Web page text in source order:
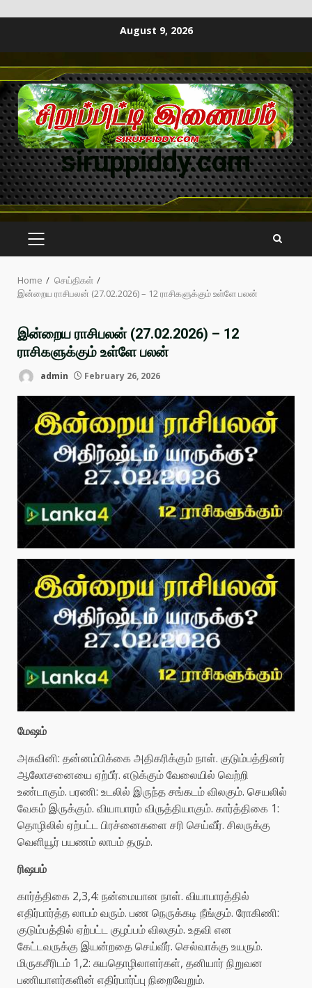
August 9, 2026
siruppiddy.com
Home
செய்திகள்
இன்றைய ராசிபலன் (27.02.2026) – 12 ராசிகளுக்கும் உள்ளே பலன்
இன்றைய ராசிபலன் (27.02.2026) – 12
ராசிகளுக்கும் உள்ளே பலன்
admin February 26, 2026
மேஷம்
அசுவினி: தன்னம்பிக்கை அதிகரிக்கும் நாள். குடும்பத்தினர்
ஆலோசனையை ஏற்பீர். எடுக்கும் வேலையில் வெற்றி
உண்டாகும். பரணி: உடலில் இருந்த சங்கடம் விலகும். செயலில்
வேகம் இருக்கும். வியாபாரம் விருத்தியாகும். கார்த்திகை 1:
தொழிலில் ஏற்பட்ட பிரச்னைகளை சரி செய்வீர். சிலருக்கு
வெளியூர் பயணம் லாபம் தரும்.
ரிஷபம்
கார்த்திகை 2,3,4: நன்மையான நாள். வியாபாரத்தில்
எதிர்பார்த்த லாபம் வரும். பண நெருக்கடி நீங்கும். ரோகிணி:
குடும்பத்தில் ஏற்பட்ட குழப்பம் விலகும். உதவி என
கேட்டவருக்கு இயன்றதை செய்வீர். செல்வாக்கு உயரும்.
மிருகசீரிடம் 1,2: சுயதொழிலாளர்கள், தனியார் நிறுவன
பணியாளர்களின் எதிர்பார்ப்பு நிறைவேறும்.